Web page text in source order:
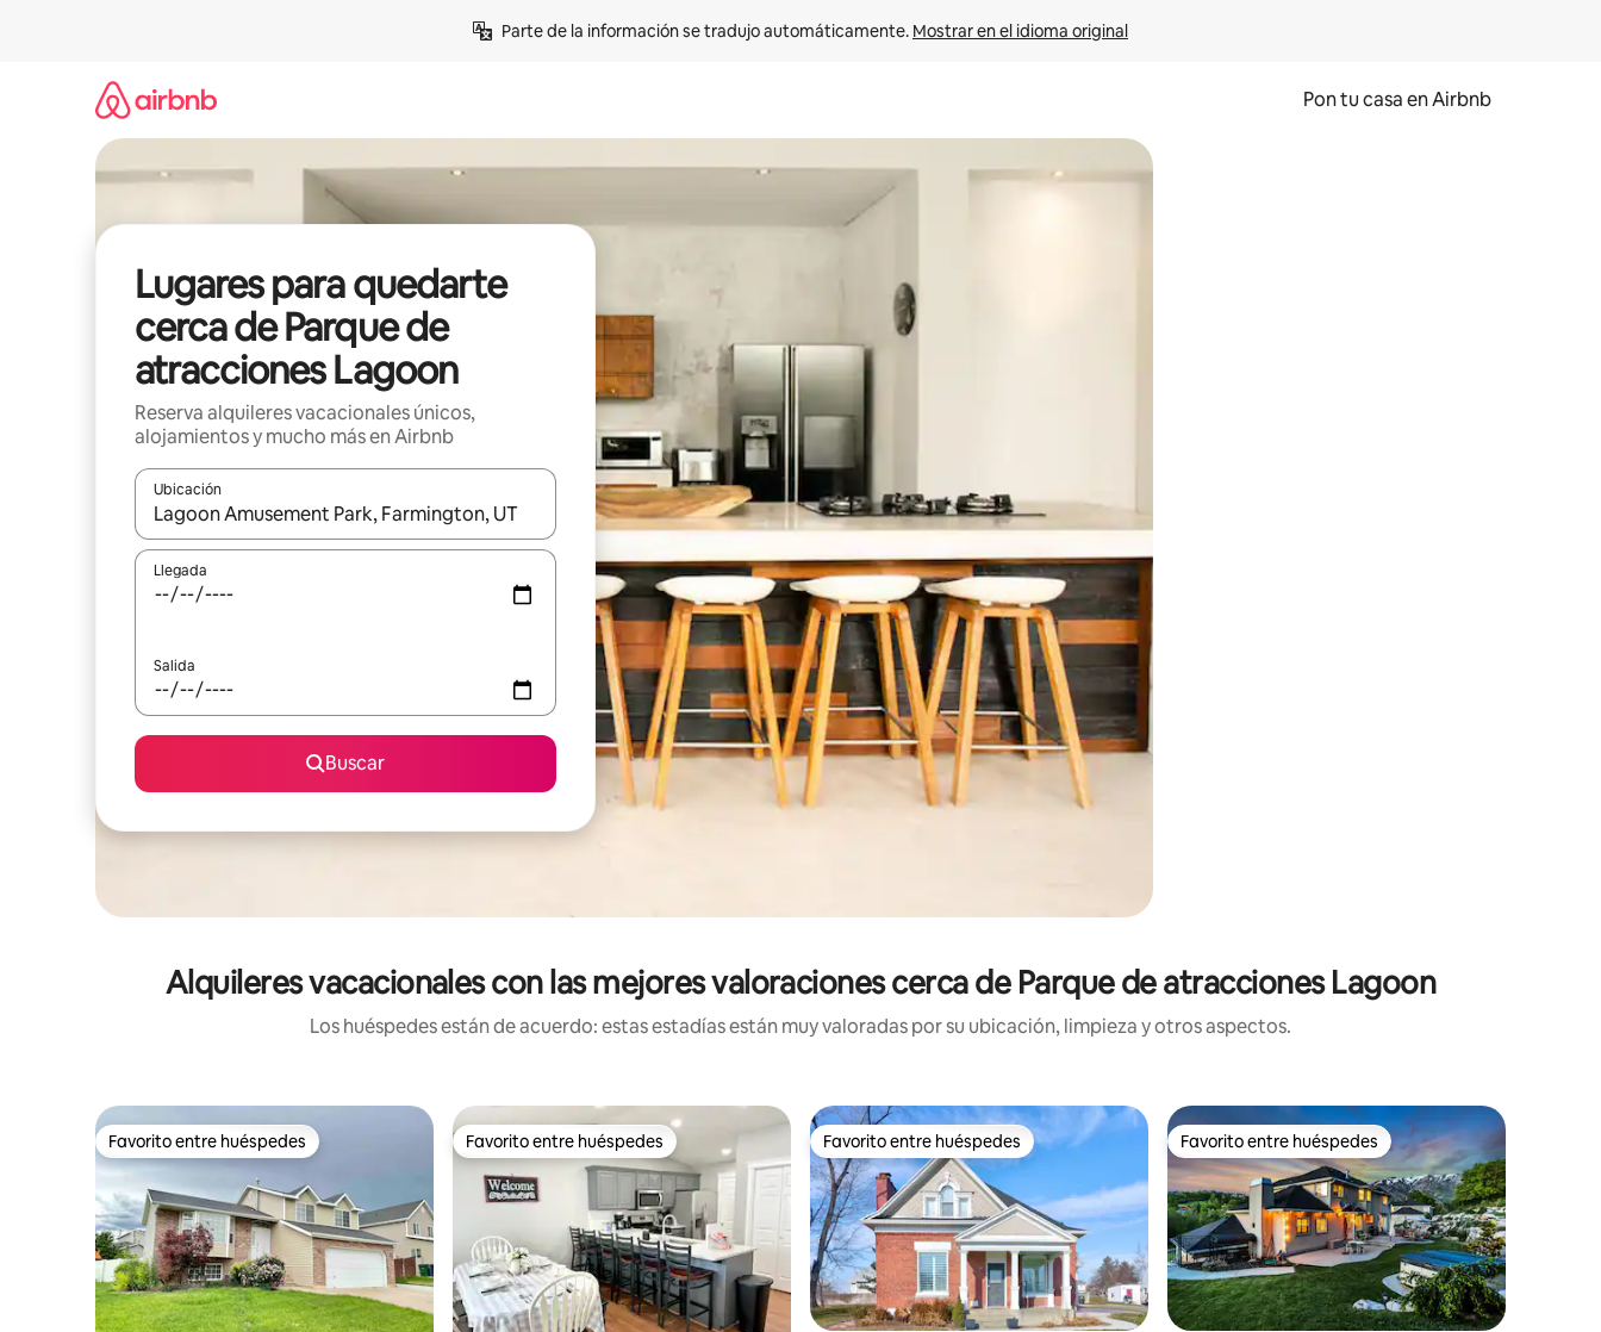
Parte de la información se tradujo automáticamente. Mostrar en el idioma original
Pon tu casa en Airbnb
Lugares para quedarte
cerca de Parque de
atracciones Lagoon
Reserva alquileres vacacionales únicos,
alojamientos y mucho más en Airbnb
Ubicación
Cuando los resultados estén disponibles, navega con las teclas de flecha hacia arriba y hacia abajo o explora con el tacto o desliza el dedo.
Llegada
Salida
Buscar
Alquileres vacacionales con las mejores valoraciones cerca de Parque de atracciones Lagoon
Los huéspedes están de acuerdo: estas estadías están muy valoradas por su ubicación, limpieza y otros aspectos.
Favorito entre huéspedes
Favorito entre huéspedes Favorito entre huéspedes
Favorito entre huéspedes Favorito entre huéspedes
Favorito entre huéspedes Favorito entre huéspedes
Favorito entre huéspedes